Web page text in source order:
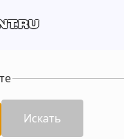
Искать